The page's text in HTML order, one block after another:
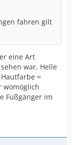
fahren gilt
eine Art
war. Helle
=
womöglich
Fußgänger im